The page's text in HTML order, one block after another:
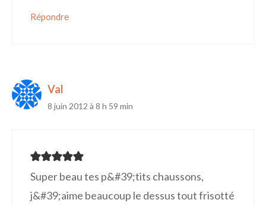
Répondre
Val
8 juin 2012 à 8 h 59 min
Super beau tes p&#39;tits chaussons,
j&#39;aime beaucoup le dessus tout frisotté